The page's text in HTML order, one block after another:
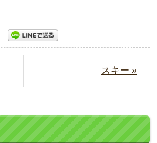
スキー »